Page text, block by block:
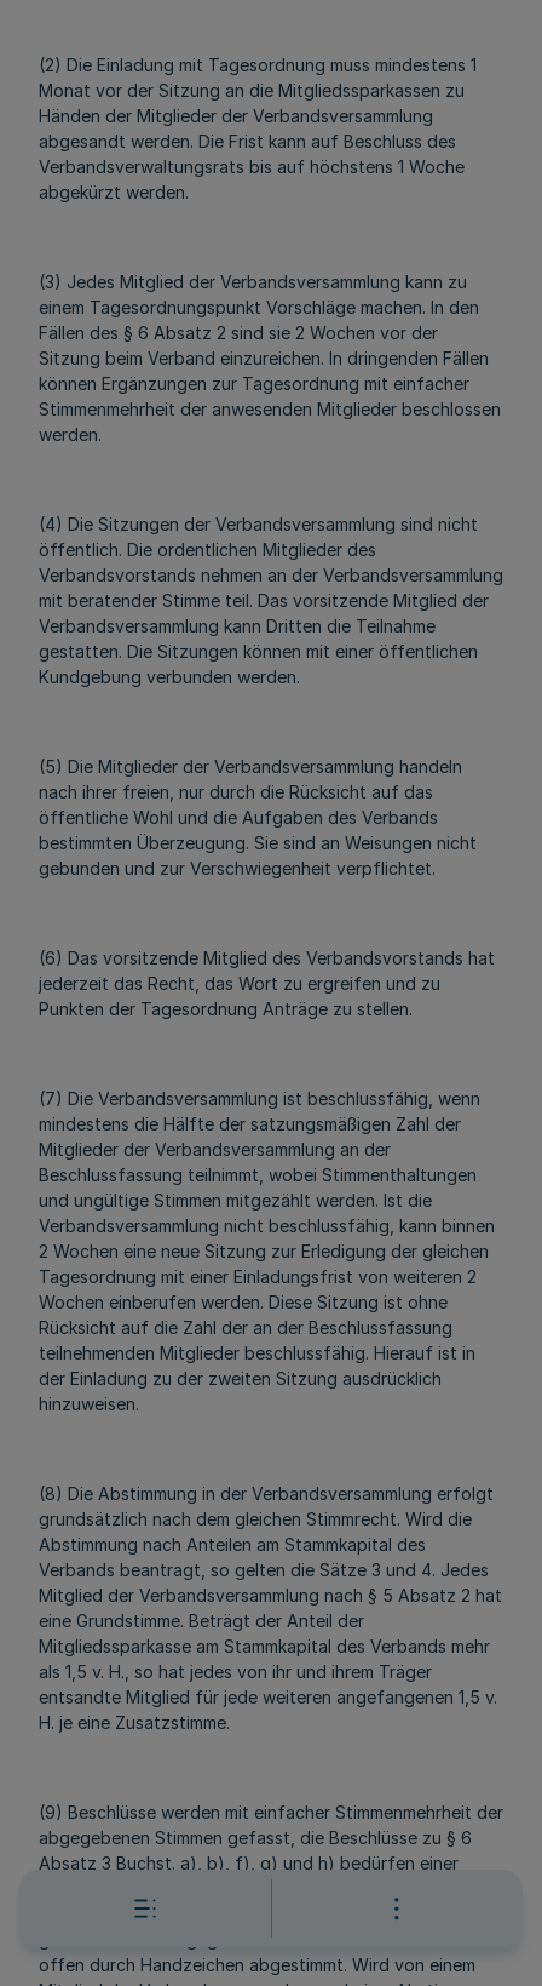
(2) Die Einladung mit Tagesordnung muss mindestens 1
Monat vor der Sitzung an die Mitgliedssparkassen zu
Händen der Mitglieder der Verbandsversammlung
abgesandt werden. Die Frist kann auf Beschluss des
Verbandsverwaltungsrats bis auf höchstens 1 Woche
abgekürzt werden.
(3) Jedes Mitglied der Verbandsversammlung kann zu
einem Tagesordnungspunkt Vorschläge machen. In den
Fällen des § 6 Absatz 2 sind sie 2 Wochen vor der
Sitzung beim Verband einzureichen. In dringenden Fällen
können Ergänzungen zur Tagesordnung mit einfacher
Stimmenmehrheit der anwesenden Mitglieder beschlossen
werden.
(4) Die Sitzungen der Verbandsversammlung sind nicht
öffentlich. Die ordentlichen Mitglieder des
Verbandsvorstands nehmen an der Verbandsversammlung
mit beratender Stimme teil. Das vorsitzende Mitglied der
Verbandsversammlung kann Dritten die Teilnahme
gestatten. Die Sitzungen können mit einer öffentlichen
Kundgebung verbunden werden.
(5) Die Mitglieder der Verbandsversammlung handeln
nach ihrer freien, nur durch die Rücksicht auf das
öffentliche Wohl und die Aufgaben des Verbands
bestimmten Überzeugung. Sie sind an Weisungen nicht
gebunden und zur Verschwiegenheit verpflichtet.
(6) Das vorsitzende Mitglied des Verbandsvorstands hat
jederzeit das Recht, das Wort zu ergreifen und zu
Punkten der Tagesordnung Anträge zu stellen.
(7) Die Verbandsversammlung ist beschlussfähig, wenn
mindestens die Hälfte der satzungsmäßigen Zahl der
Mitglieder der Verbandsversammlung an der
Beschlussfassung teilnimmt, wobei Stimmenthaltungen
und ungültige Stimmen mitgezählt werden. Ist die
Verbandsversammlung nicht beschlussfähig, kann binnen
2 Wochen eine neue Sitzung zur Erledigung der gleichen
Tagesordnung mit einer Einladungsfrist von weiteren 2
Wochen einberufen werden. Diese Sitzung ist ohne
Rücksicht auf die Zahl der an der Beschlussfassung
teilnehmenden Mitglieder beschlussfähig. Hierauf ist in
der Einladung zu der zweiten Sitzung ausdrücklich
hinzuweisen.
(8) Die Abstimmung in der Verbandsversammlung erfolgt
grundsätzlich nach dem gleichen Stimmrecht. Wird die
Abstimmung nach Anteilen am Stammkapital des
Verbands beantragt, so gelten die Sätze 3 und 4. Jedes
Mitglied der Verbandsversammlung nach § 5 Absatz 2 hat
eine Grundstimme. Beträgt der Anteil der
Mitgliedssparkasse am Stammkapital des Verbands mehr
als 1,5 v. H., so hat jedes von ihr und ihrem Träger
entsandte Mitglied für jede weiteren angefangenen 1,5 v.
H. je eine Zusatzstimme.
(9) Beschlüsse werden mit einfacher Stimmenmehrheit der
abgegebenen Stimmen gefasst, die Beschlüsse zu § 6
Absatz 3 Buchst. a), b), f), g) und h) bedürfen einer
Mitglieder. Stimmenthaltungen und ungültige Stimmen
gelten als nicht abgegebene Stimmen. Grundsätzlich wird
offen durch Handzeichen abgestimmt. Wird von einem